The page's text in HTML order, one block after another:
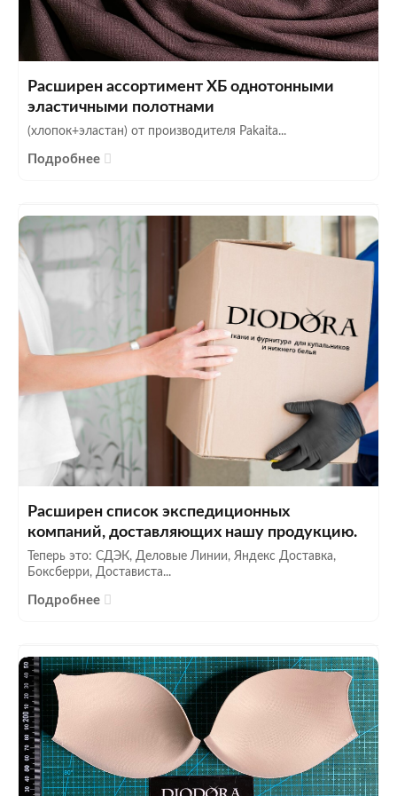
Расширен ассортимент ХБ однотонными
эластичными полотнами
(хлопок+эластан) от производителя Pakaita...
Подробнее
Расширен список экспедиционных
компаний, доставляющих нашу продукцию.
Теперь это: СДЭК, Деловые Линии, Яндекс Доставка,
Боксберри, Достависта...
Подробнее